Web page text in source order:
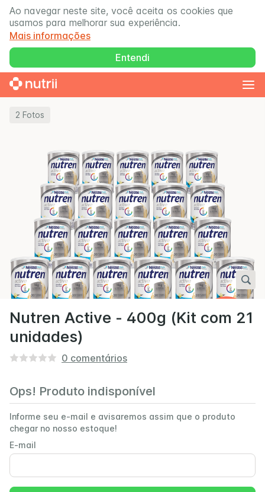
Ao navegar neste site, você aceita os cookies que
usamos para melhorar sua experiência.
Mais informações
Entendi
2 Fotos
Nutren Active - 400g (Kit com 21
unidades)
0 comentários
Ops! Produto indisponível
Informe seu e-mail e avisaremos assim que o produto
chegar no nosso estoque!
E-mail